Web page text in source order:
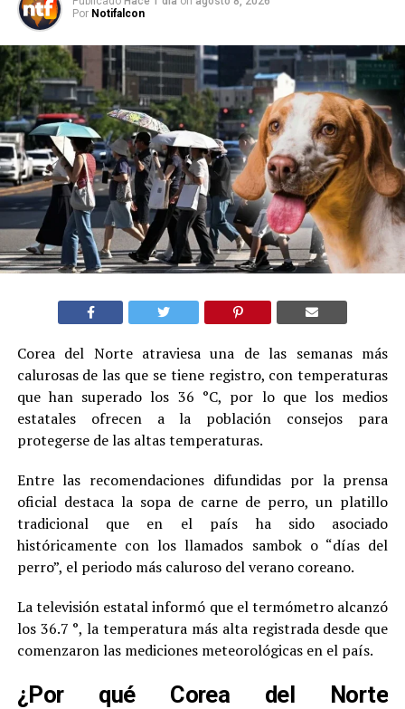
Por Notifalcon
Corea del Norte atraviesa una de las semanas más
calurosas de las que se tiene registro, con temperaturas
que han superado los 36 °C, por lo que los medios
estatales ofrecen a la población consejos para
protegerse de las altas temperaturas.
Entre las recomendaciones difundidas por la prensa
oficial destaca la sopa de carne de perro, un platillo
tradicional que en el país ha sido asociado
históricamente con los llamados sambok o “días del
perro”, el periodo más caluroso del verano coreano.
La televisión estatal informó que el termómetro alcanzó
los 36.7 °, la temperatura más alta registrada desde que
comenzaron las mediciones meteorológicas en el país.
¿Por qué Corea del Norte